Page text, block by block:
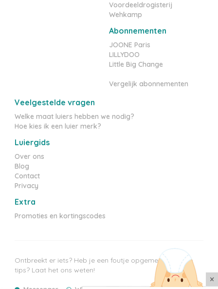
Voordeeldrogisterij
Wehkamp
Abonnementen
JOONE Paris
LILLYDOO
Little Big Change
Vergelijk abonnementen
Veelgestelde vragen
Welke maat luiers hebben we nodig?
Hoe kies ik een luier merk?
Luiergids
Over ons
Blog
Contact
Privacy
Extra
Promoties en kortingscodes
Ontbreekt er iets? Heb je een foutje opgemerkt? Heb je
tips? Laat het ons weten!
×